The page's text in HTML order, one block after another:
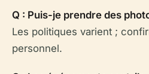
Q : Puis-je prendre des
Les politiques varient ;
personnel.